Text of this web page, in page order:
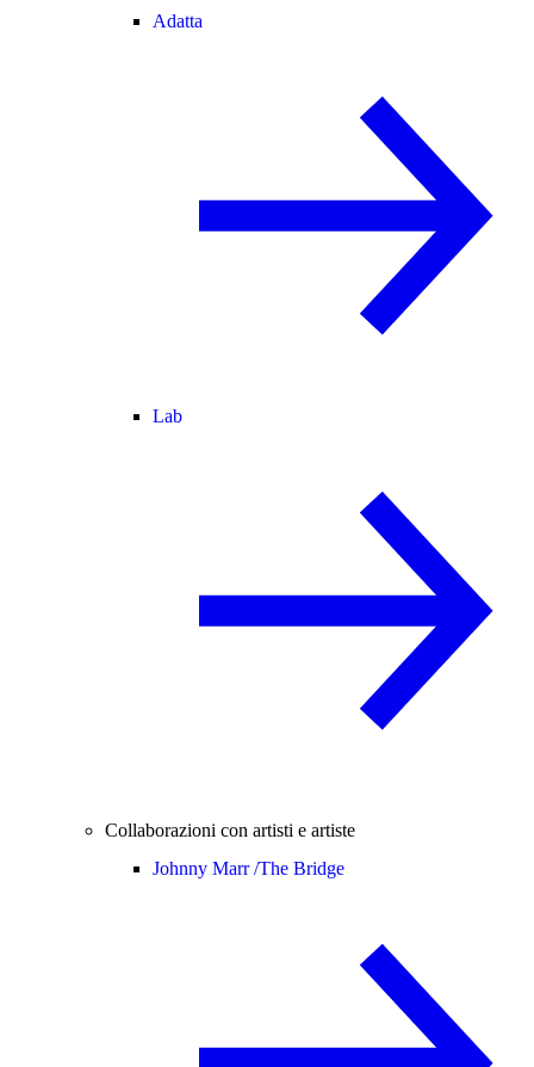
Adatta
Lab
Collaborazioni con artisti e artiste
Johnny Marr /The Bridge